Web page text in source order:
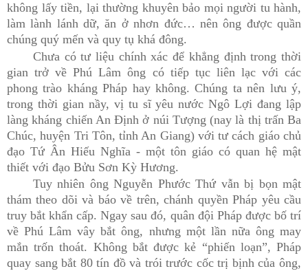
không lấy tiền, lại thường khuyên bảo mọi người tu hành,
làm lành lánh dữ, ăn ở nhơn đức… nên ông được quần
chúng quý mến và quy tụ khá đông.
Chưa có tư liệu chính xác để khẳng định trong thời
gian trở về Phú Lâm ông có tiếp tục liên lạc với các
phong trào kháng Pháp hay không. Chúng ta nên lưu ý,
trong thời gian nầy, vị tu sĩ yêu nước Ngô Lợi đang lập
làng kháng chiến An Định ở núi Tượng (nay là thị trấn Ba
Chúc, huyện Tri Tôn, tỉnh An Giang) với tư cách giáo chủ
đạo Tứ Ân Hiếu Nghĩa - một tôn giáo có quan hệ mật
thiết với đạo Bửu Sơn Kỳ Hương.
Tuy nhiên ông Nguyễn Phước Thứ vẫn bị bọn mật
thám theo dõi và báo về trên, chánh quyền Pháp yêu cầu
truy bắt khẩn cấp. Ngay sau đó, quân đội Pháp được bố trí
về Phú Lâm vây bắt ông, nhưng một lần nữa ông may
mắn trốn thoát. Không bắt được kẻ “phiến loạn”, Pháp
quay sang bắt 80 tín đồ và trói trước cốc trị bịnh của ông,